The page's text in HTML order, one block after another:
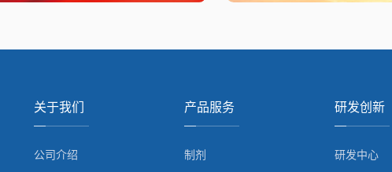
关于我们
公司介绍
产品服务
制剂
研发创新
研发中心